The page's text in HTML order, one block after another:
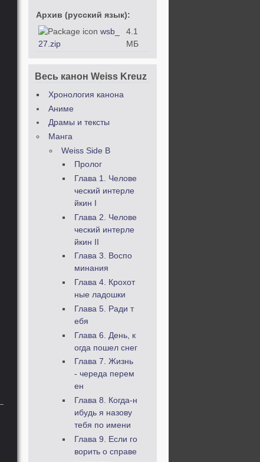
Архив (русский язык):
wsb_
27.zip
4.1
МБ
Весь канон Weiss Kreuz
Хронология канона
Аниме
Драмы и тексты
Манга
Weiss Side B
Пролог
Глава 1. Челове
ческий интерле
йкин I
Глава 2. Челове
ческий интерле
йкин II
Глава 3. Воспо
минания
Глава 4. Крохот
ные ладошки
Глава 5. Ради т
ебя
Глава 6. День, к
огда пошел снег
Глава 7. Жизнь
- череда перем
ен
Глава 8. Когда-н
ибудь я назову
тебя по имени
Глава 9. Если го
ворить о справе